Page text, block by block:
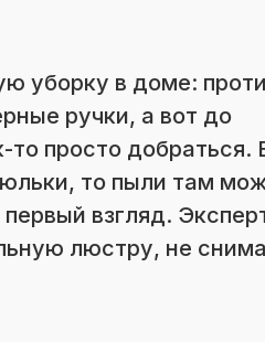
уборку в доме:
ручки, а вот до
то просто добраться.
то пыли там
взгляд.
люстру, не